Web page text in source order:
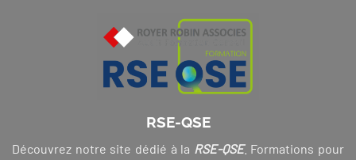
RSE-QSE
Découvrez notre site dédié à la RSE-QSE. Formations pour